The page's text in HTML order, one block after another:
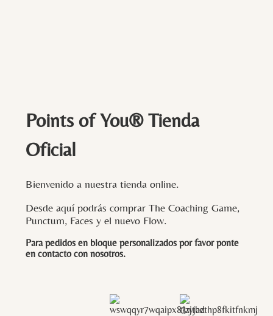
Points of You® Tienda
Oficial
Bienvenido a nuestra tienda online.
Desde aquí podrás comprar The Coaching Game,
Punctum, Faces y el nuevo Flow.
Para pedidos en bloque personalizados por favor ponte
en contacto con nosotros.